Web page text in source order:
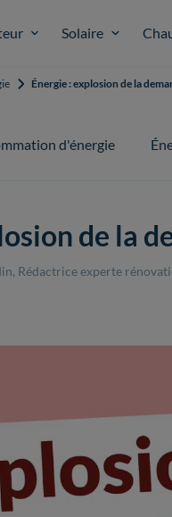
Solaire
Énergie : explosion de la
d'énergie
de la
Rédactrice experte